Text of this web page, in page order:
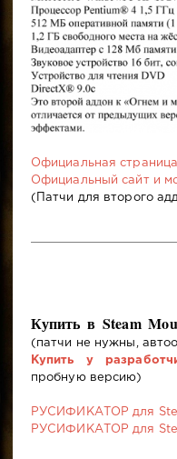
Официальная
Официальный сайт и
(Патчи для второго
Купить в Steam
(патчи не нужны,
Купить у
пробную версию)
РУСИФИКАТОР для
РУСИФИКАТОР для